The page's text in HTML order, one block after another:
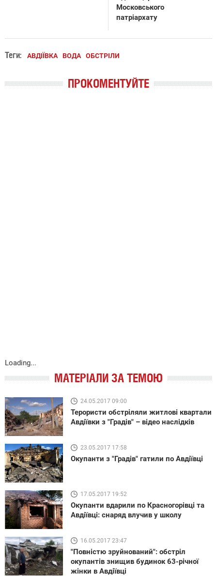
Московського
патріархату
Теги: АВДІЇВКА ВОДА ОБСТРІЛИ
ПРОКОМЕНТУЙТЕ
Loading...
МАТЕРІАЛИ ЗА ТЕМОЮ
24.05.2017 09:00
Терористи обстріляли житлові квартали
Авдіївки з "Градів" – відео наслідків
23.05.2017 17:58
Окупанти з "Градів" гатили по Авдіївці
17.05.2017 19:52
Окупанти вдарили по Красногорівці та
Авдіївці: снаряд влучив у школу
16.05.2017 23:47
"Повністю зруйнований": обстріл
окупантів знищив будинок 63-річної
жінки в Авдіївці